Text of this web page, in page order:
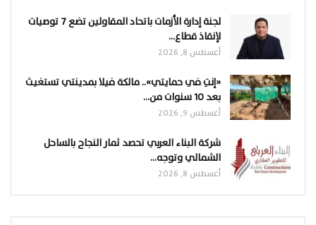
لجنة إدارة الأزمات باتحاد المقاولين تضع 7 توصيات
لإنقاذ قطاع…
أغسطس 8, 2026
«إنتِ في حمايتي».. مالكة فيلا بمدينتي تستغيث
بعد 10 سنوات من…
أغسطس 9, 2026
شركة البناء العربي تحصد ثمار النجاح بالساحل
الشمالي وتوجه…
أغسطس 8, 2026